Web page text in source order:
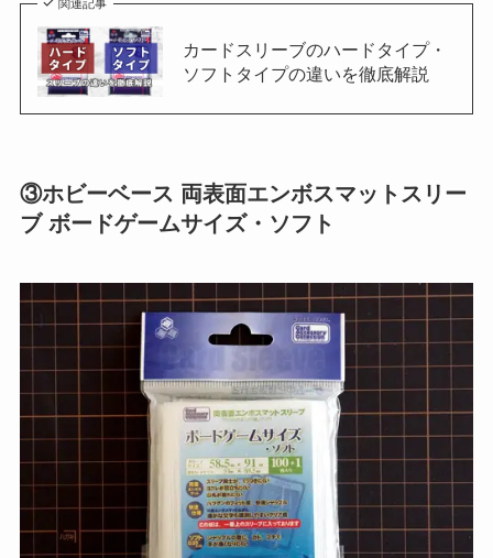
関連記事
カードスリーブのハードタイプ・
ソフトタイプの違いを徹底解説
③ホビーベース 両表面エンボスマットスリー
ブ ボードゲームサイズ・ソフト